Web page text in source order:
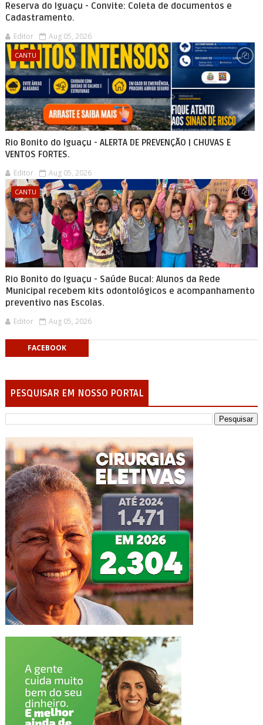
Reserva do Iguaçu - Convite: Coleta de documentos e
Cadastramento.
Editor Aug 05, 2026
CANTU
Rio Bonito do Iguaçu - ALERTA DE PREVENÇÃO | CHUVAS E
VENTOS FORTES.
Editor Aug 05, 2026
CANTU
Rio Bonito do Iguaçu - Saúde Bucal: Alunos da Rede
Municipal recebem kits odontológicos e acompanhamento
preventivo nas Escolas.
Editor Aug 05, 2026
FACEBOOK
PESQUISAR EM NOSSO PORTAL